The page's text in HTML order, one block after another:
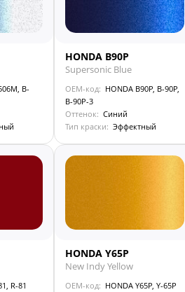
B-
HONDA B90P
Supersonic Blue
OEM-код: HONDA B90P, B-90P,
B-90P-3
Оттенок: Синий
Тип краски: Эффектный
R-81
HONDA Y65P
New Indy Yellow
OEM-код: HONDA Y65P, Y-65P